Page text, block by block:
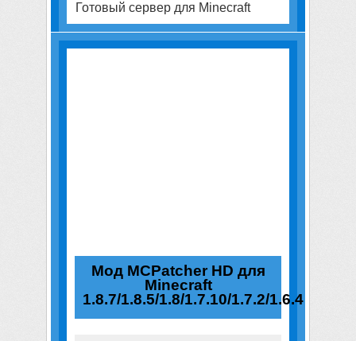
Готовый сервер для Minecraft
Мод MCPatcher HD для
Minecraft
1.8.7/1.8.5/1.8/1.7.10/1.7.2/1.6.4